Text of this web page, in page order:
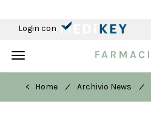
Login con
Toggle
< Home
/ Archivio News /